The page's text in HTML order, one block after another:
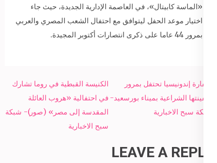
«الماسة كابيتال»، في العاصمة الإدارية الجديدة، حيث جاء
اختيار موعد الحفل ليتوافق مع احتفال الشعب المصري والعربي
بمرور 44 عاما على ذكرى انتصارات أكتوبر المجيدة.
Post
navigation
الكنيسة القبطية في روما تشارك
في احتفالية «هروب العائلة
المقدسة إلى مصر» (صور)- شبكة
سبح الاخبارية
سفارة إندونيسيا تحتفل بمرور
سفينتها الشراعية بميناء بورسعيد-
شبكة سبح الاخبارية
LEAVE A REPLY